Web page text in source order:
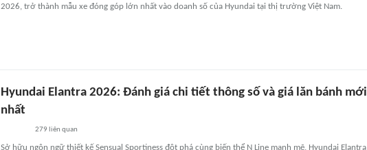
2026, trở thành mẫu xe đóng góp lớn nhất vào doanh số của Hyundai tại thị trường Việt Nam.
Hyundai Elantra 2026: Đánh giá chi tiết thông số và giá lăn bánh mới
nhất
279 liên quan
Sở hữu ngôn ngữ thiết kế Sensual Sportiness đột phá cùng biến thể N Line mạnh mẽ, Hyundai Elantra